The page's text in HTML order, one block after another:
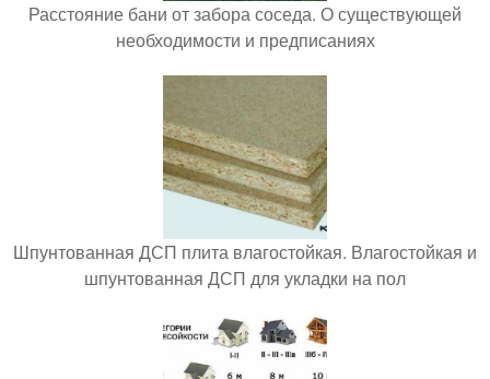
Расстояние бани от забора соседа. О существующей
необходимости и предписаниях
Шпунтованная ДСП плита влагостойкая. Влагостойкая и
шпунтованная ДСП для укладки на пол